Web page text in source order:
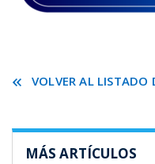
VOLVER AL LISTADO
MÁS ARTÍCULOS